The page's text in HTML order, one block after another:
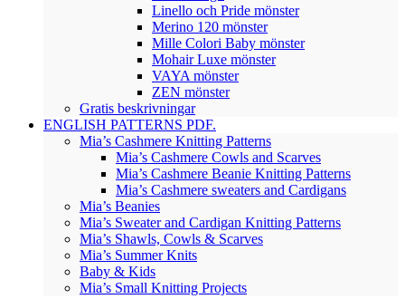
Linello och Pride mönster
Merino 120 mönster
Mille Colori Baby mönster
Mohair Luxe mönster
VAYA mönster
ZEN mönster
Gratis beskrivningar
ENGLISH PATTERNS PDF.
Mia’s Cashmere Knitting Patterns
Mia’s Cashmere Cowls and Scarves
Mia’s Cashmere Beanie Knitting Patterns
Mia’s Cashmere sweaters and Cardigans
Mia’s Beanies
Mia’s Sweater and Cardigan Knitting Patterns
Mia’s Shawls, Cowls & Scarves
Mia’s Summer Knits
Baby & Kids
Mia’s Small Knitting Projects